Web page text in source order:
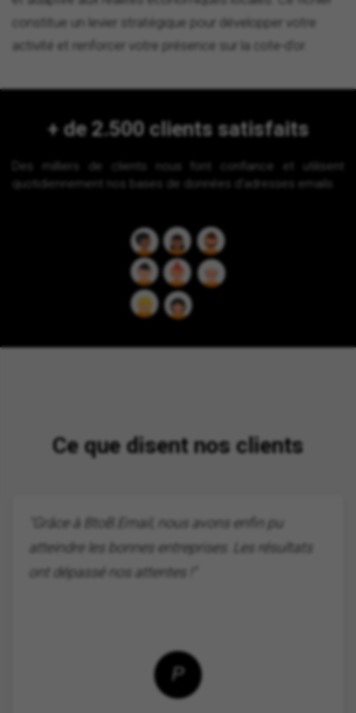
constitue un levier stratégique pour développer votre
activité et renforcer votre présence sur la cote-d'or.
+ de 2.500 clients satisfaits
Des milliers de clients nous font confiance et utilisent
quotidiennement nos bases de données d'adresses emails.
Ce que disent nos clients
"Grâce à BtoB.Email, nous avons enfin pu
atteindre les bonnes entreprises. Les résultats
ont dépassé nos attentes !"
P